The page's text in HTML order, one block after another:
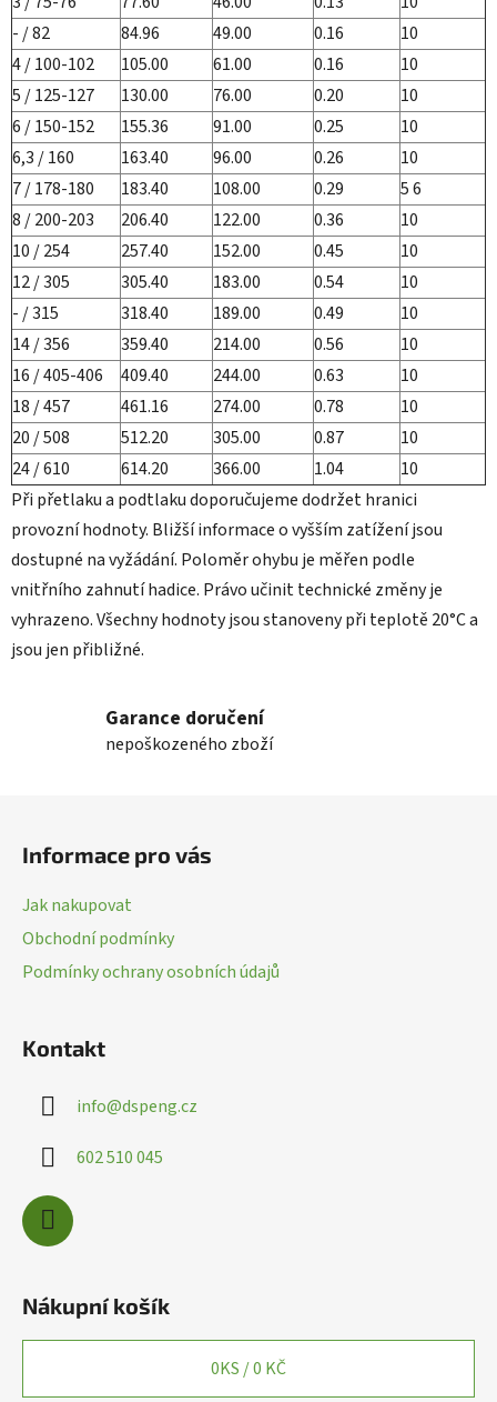
- / 82
84.96 49.00 0.16
10
4 / 100-102
105.00 61.00 0.16
10
5 / 125-127
130.00 76.00 0.20
10
6 / 150-152
155.36 91.00 0.25
10
6,3 / 160
163.40 96.00 0.26
10
7 / 178-180
183.40 108.00 0.29
5 6
8 / 200-203
206.40 122.00 0.36
10
10 / 254
257.40 152.00 0.45
10
12 / 305
305.40 183.00 0.54
10
- / 315
318.40 189.00 0.49
10
14 / 356
359.40 214.00 0.56
10
16 / 405-406
409.40 244.00 0.63
10
18 / 457
461.16 274.00 0.78
10
20 / 508
512.20 305.00 0.87
10
24 / 610
614.20 366.00 1.04
10
Při přetlaku a podtlaku doporučujeme dodržet hranici
provozní hodnoty. Bližší informace o vyšším zatížení jsou
dostupné na vyžádání. Poloměr ohybu je měřen podle
vnitřního zahnutí hadice. Právo učinit technické změny je
vyhrazeno. Všechny hodnoty jsou stanoveny při teplotě 20°C a
jsou jen přibližné.
Garance doručení
nepoškozeného zboží
Informace pro vás
Jak nakupovat
Obchodní podmínky
Podmínky ochrany osobních údajů
Kontakt
info@dspeng.cz
602 510 045
Nákupní košík
0KS /0 KČ